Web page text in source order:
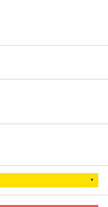
身幅 肩幅
袖丈
69.9 56
27